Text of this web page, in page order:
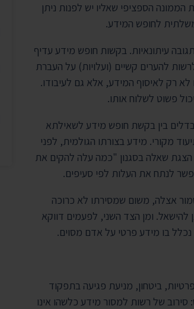
הספציפי שאליו יש לפנות ניתן
לחופש המידע.
עיתונאיות. בקשות חופש מידע עדיף
להערים קשיים (ועלויות) על העברת
רק לאיסוף המידע, אלא גם לעיבודו.
פשוט לשלוח אותו.
בין בקשת חופש מידע לשאילתא
מקורי. מידע בצורתו הגולמית, לפני
הצגת שאלה בסגנון "כמה עלה להקים את
לנתח את העלות לפי סעיפים.
אצלה, משום שמסירתו לא כרוכה
ומן הצד השני, לפעמים דווקא
בו מידע פרטי על אדם מסוים.
ביטחון, מניעת פגיעה בתפקוד
של רשות למסור מידע כלשהו אינו